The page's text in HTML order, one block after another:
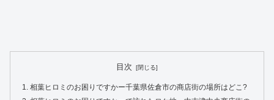
目次
相葉ヒロミのお困りですかー千葉県佐倉市の商店街の場所はどこ?